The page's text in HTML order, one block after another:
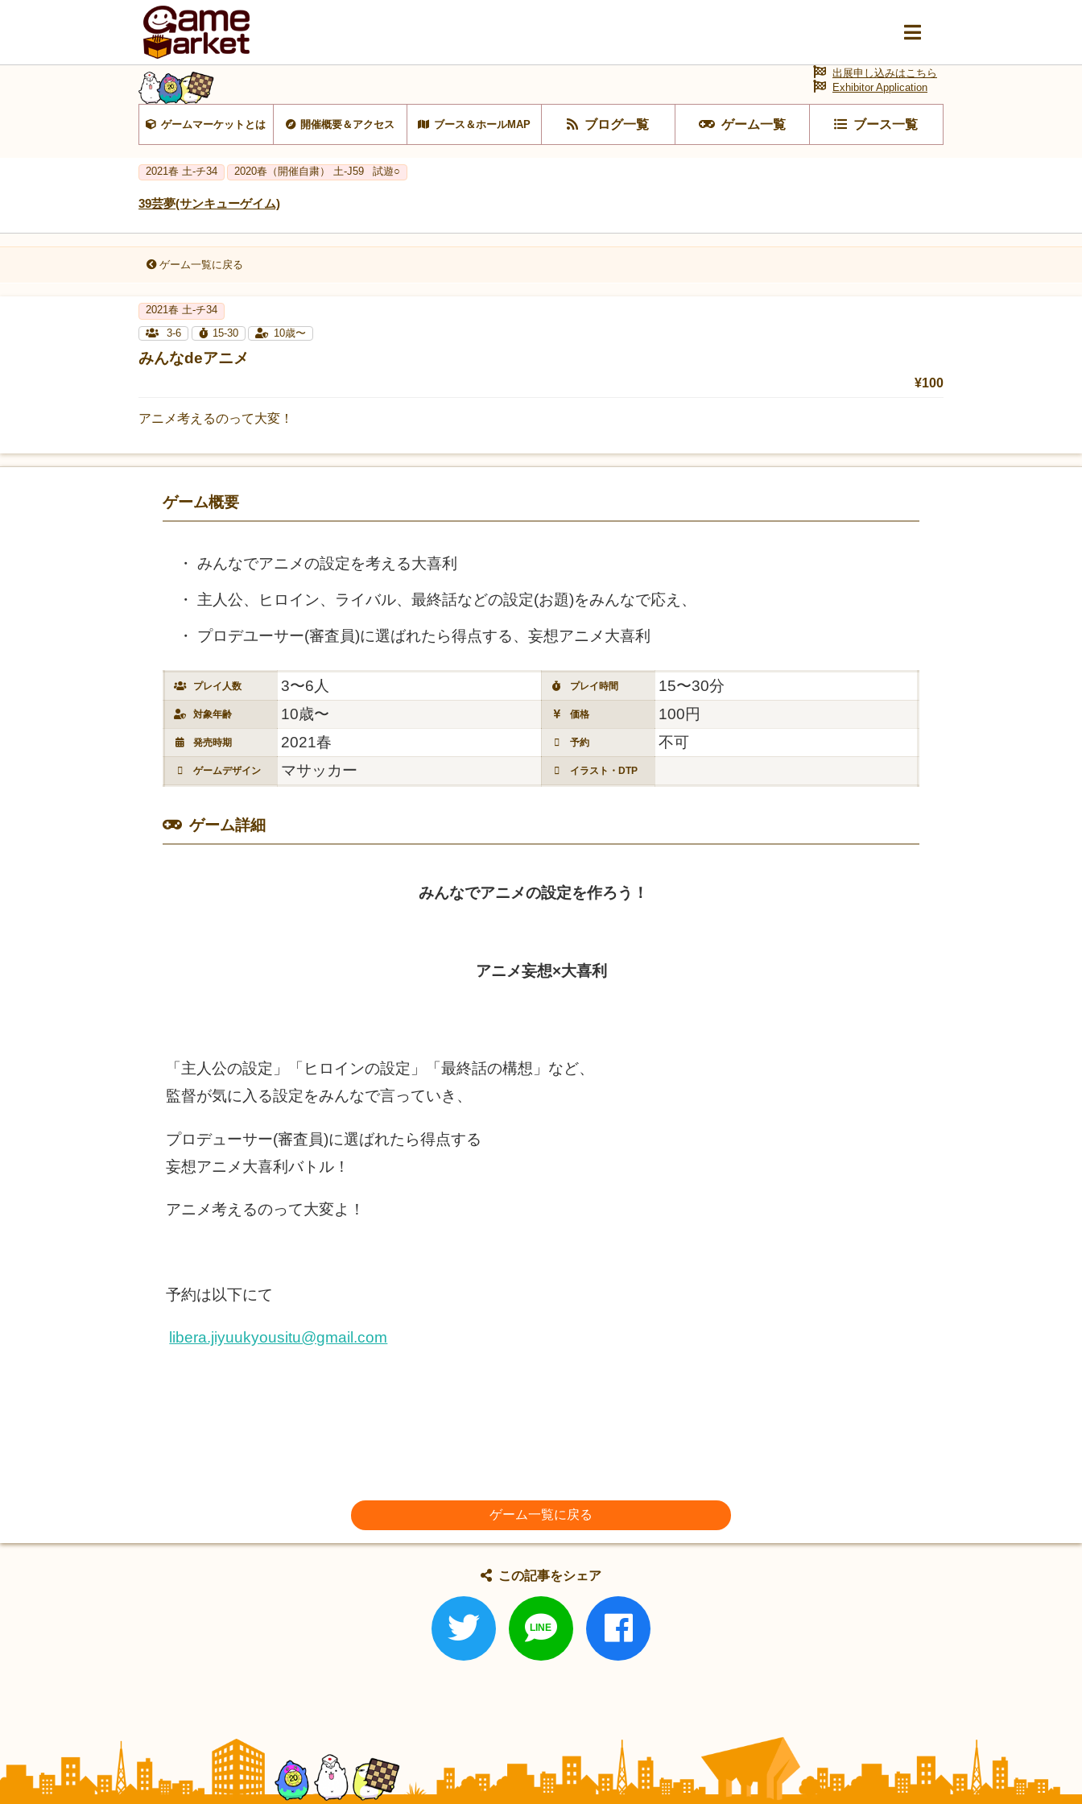
ゲームマーケットとは 開催概要＆アクセス ブース＆ホールMAP ブログ一覧 ゲーム一覧 ブース一覧
出展申し込みはこちら
Exhibitor Application
2021春 土-チ34 2020春（開催自粛） 土-J59 試遊○
39芸夢(サンキューゲイム)
ゲーム一覧に戻る
2021春 土-チ34
3-6
15-30 10歳〜
みんなdeアニメ
¥100
アニメ考えるのって大変！
ゲーム概要
みんなでアニメの設定を考える大喜利
主人公、ヒロイン、ライバル、最終話などの設定(お題)をみんなで応え、
プロデユーサー(審査員)に選ばれたら得点する、妄想アニメ大喜利
プレイ人数 3〜6人 プレイ時間 15〜30分
対象年齢 10歳〜 価格 100円
発売時期 2021春 予約 不可
ゲームデザイン マサッカー イラスト・DTP
ゲーム詳細
みんなでアニメの設定を作ろう！
アニメ妄想×大喜利
「主人公の設定」「ヒロインの設定」「最終話の構想」など、
監督が気に入る設定をみんなで言っていき、
プロデューサー(審査員)に選ばれたら得点する
妄想アニメ大喜利バトル！
アニメ考えるのって大変よ！
予約は以下にて
libera.jiyuukyousitu@gmail.com
ゲーム一覧に戻る
この記事をシェア